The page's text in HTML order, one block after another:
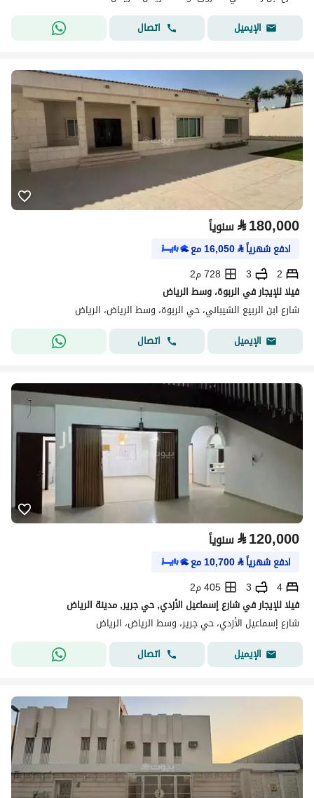
الإيميل
اتصال
⃁180,000 سنوياً
ادفع شهرياً⃁
16,050مع
2
3
728 م2
فيلا للإيجار في الربوة، وسط الرياض
شارع ابن الربيع الشيباني، حي الربوة، وسط الرياض، الرياض
الإيميل
اتصال
⃁120,000 سنوياً
ادفع شهرياً⃁
10,700مع
4
3
405 م2
فيلا للإيجار في شارع إسماعيل الأزدي, حي جرير, مدينة الرياض
شارع إسماعيل الأزدي، حي جرير، وسط الرياض، الرياض
الإيميل
اتصال